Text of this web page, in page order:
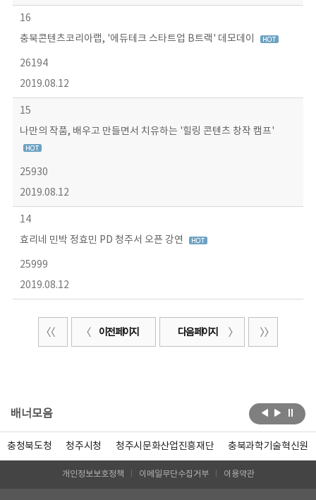
16
충북콘텐츠코리아랩, '에듀테크 스타트업 B트랙' 데모데이
26194
2019.08.12
15
나만의 작품, 배우고 만들면서 치유하는 '힐링 콘텐츠 창작 캠프'
25930
2019.08.12
14
효리네 민박 정효민 PD 청주서 오픈 강연
25999
2019.08.12
이전 페이지 다음 페이지
배너모음
충청북도청 청주시청 청주시문화산업진흥재단 충북과학기술혁신원
개인정보보호정책 이메일무단수집거부 이용약관